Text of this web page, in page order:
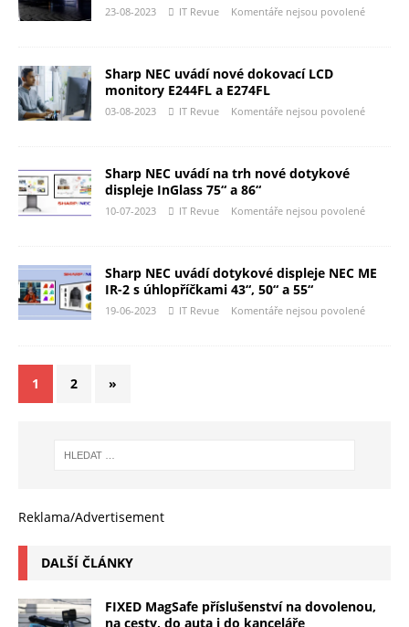
23-08-2023 IT Revue Komentáře nejsou povolené
Sharp NEC uvádí nové dokovací LCD
monitory E244FL a E274FL
03-08-2023 IT Revue Komentáře nejsou povolené
Sharp NEC uvádí na trh nové dotykové
displeje InGlass 75“ a 86“
10-07-2023 IT Revue Komentáře nejsou povolené
Sharp NEC uvádí dotykové displeje NEC ME
IR-2 s úhlopříčkami 43“, 50“ a 55“
19-06-2023 IT Revue Komentáře nejsou povolené
1 2 »
Reklama/Advertisement
DALŠÍ ČLÁNKY
FIXED MagSafe příslušenství na dovolenou,
na cesty, do auta i do kanceláře